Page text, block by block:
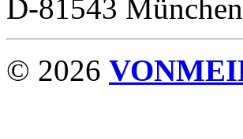
D-81543 München
© 2026